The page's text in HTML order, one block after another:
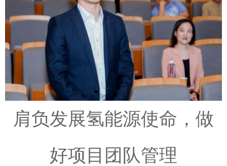
肩负发展氢能源使命，做
好项目团队管理